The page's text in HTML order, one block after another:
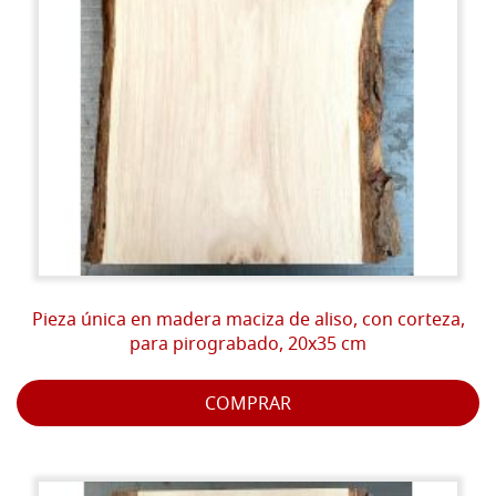
Pieza única en madera maciza de aliso, con corteza,
para pirograbado, 20x35 cm
COMPRAR